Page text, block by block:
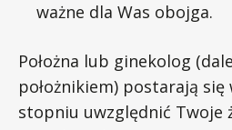
ważne dla Was obojga.
Położna lub ginekolog
położnikiem) postarają
stopniu uwzględnić Twoje